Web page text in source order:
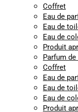
Coffret
Eau de
Eau de
Eau de
Produit
Parfum
Coffret
Eau de
Eau de
Eau de
Produit